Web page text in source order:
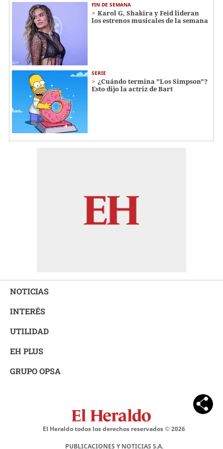
FIN DE SEMANA
Karol G, Shakira y Feid lideran
los estrenos musicales de la semana
SERIE
¿Cuándo termina "Los Simpson"?
Esto dijo la actriz de Bart
NOTICIAS
INTERÉS
UTILIDAD
EH PLUS
GRUPO OPSA
El Heraldo todos los derechos reservados ©2026
PUBLICACIONES Y NOTICIAS S.A.